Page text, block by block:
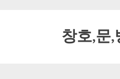
창호,문,